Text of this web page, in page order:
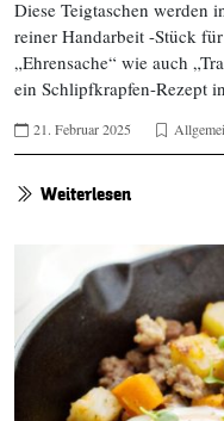
Diese Teigtaschen werden
reiner Handarbeit -Stück
„Ehrensache“ wie auch
ein Schlipfkrapfen-Rezept
21. Februar 2025
Weiterlesen